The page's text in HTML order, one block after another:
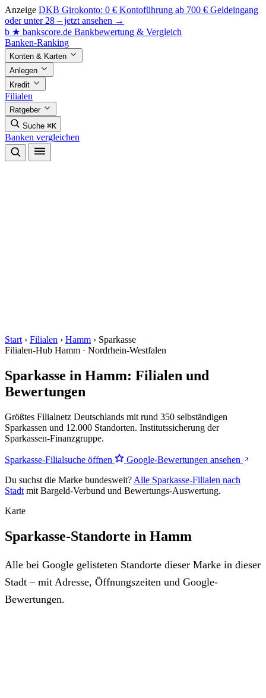
Anzeige DKB Girokonto: 0 € Kontoführung ab 700 € Geldeingang
oder unter 28 – jetzt ansehen →
b ★ bankscore.de Bankbewertung & Vergleich
Banken-Ranking
Konten & Karten
Anlegen
Kredit
Filialen
Ratgeber
Suche ⌘K
Banken vergleichen
Start › Filialen › Hamm › Sparkasse
Filialen-Hub Hamm · Nordrhein-Westfalen
Sparkasse in Hamm: Filialen und
Bewertungen
Größtes Filialnetz Deutschlands mit rund 350 selbständigen
Sparkassen und 12.000 Standorten. Institutssicherung der
Sparkassen-Finanzgruppe.
Sparkasse-Filialsuche öffnen
Google-Bewertungen ansehen
Du suchst die Marke bundesweit? Alle Sparkasse-Filialen nach
Stadt mit Bargeld-Verbund und Bewertungs-Auswertung.
Karte
Sparkasse-Standorte in Hamm
Alle bei Google gelisteten Standorte dieser Marke in dieser
Stadt – mit Adresse, Öffnungszeiten und Google-
Bewertungen.